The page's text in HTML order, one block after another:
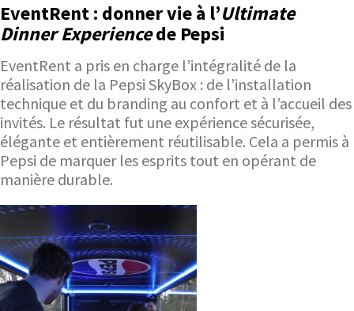
EventRent : donner vie à l’Ultimate
Dinner Experiencede Pepsi
EventRent a pris en charge l’intégralité de la
réalisation de la Pepsi SkyBox : de l’installation
technique et du branding au confort et à l’accueil des
invités. Le résultat fut une expérience sécurisée,
élégante et entièrement réutilisable. Cela a permis à
Pepsi de marquer les esprits tout en opérant de
manière durable.